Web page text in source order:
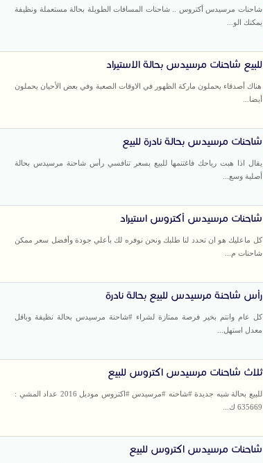
شاحنات مرسيدس أكتروس .. شاحنات المسافات الطويلة بحالة مستعملة ونظيفة
يمكنك الو...
للبيع شاحنات مرسيدس بحالة الاستيراد
هناك أصدقاء يحملون ماركة الظهور في الاوقات الصعبة وفي بعض الأحيان يحملون
أيضا...
شاحنات مرسيدس بحالة نادرة للبيع
يقال اذا هبت رياحك فاغتنمها للبيع بسعر تنافسي رأس شاحنة مرسيدس بحالة
أصلية وسع...
شاحنات مرسيدس أكتروس استيراد
كل ماعليك هو ان تحدد لنا طلبك ونحن نوفره لك بأعلي جودة وأفضل سعر ممكن
شاحنات م...
رأس شاحنة مرسيدس للبيع بحالة نادرة
كل عام وانتم بخير فرصة ممتازة لشراء #شاحنة مرسيدس بحالة نظيفة وباقل
معدل استهل...
ثلاث شاحنات مرسيدس اكتروس للبيع
للبيع بحالة شبه جديدة #شاحنه #مرسيدس #اكتروس موديل 2016 عداد المشي :
635669 ك...
شاحنات مرسيدس اكتروس للبيع